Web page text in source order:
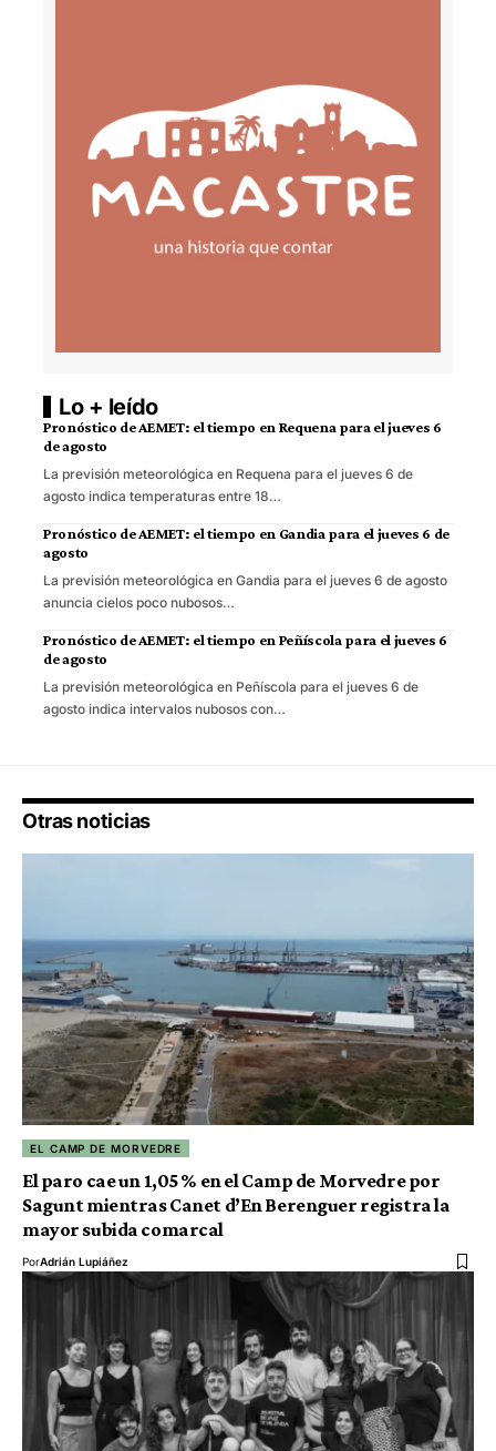
Lo + leído
Pronóstico de AEMET: el tiempo en Requena para el jueves 6
de agosto
La previsión meteorológica en Requena para el jueves 6 de
agosto indica temperaturas entre 18…
Pronóstico de AEMET: el tiempo en Gandia para el jueves 6 de
agosto
La previsión meteorológica en Gandia para el jueves 6 de agosto
anuncia cielos poco nubosos…
Pronóstico de AEMET: el tiempo en Peñíscola para el jueves 6
de agosto
La previsión meteorológica en Peñíscola para el jueves 6 de
agosto indica intervalos nubosos con…
Otras noticias
EL CAMP DE MORVEDRE
El paro cae un 1,05 % en el Camp de Morvedre por
Sagunt mientras Canet d’En Berenguer registra la
mayor subida comarcal
PorAdrián Lupiáñez